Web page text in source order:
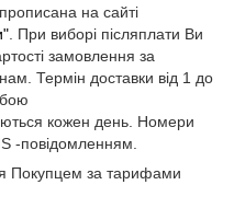
на сайті
. При виборі післяплати Ви
замовлення за
Термін доставки від 1 до
кожен день. Номери
-повідомленням.
Покупцем за тарифами